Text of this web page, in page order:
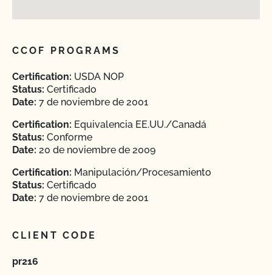
CCOF PROGRAMS
Certification: USDA NOP
Status: Certificado
Date: 7 de noviembre de 2001
Certification: Equivalencia EE.UU./Canadá
Status: Conforme
Date: 20 de noviembre de 2009
Certification: Manipulación/Procesamiento
Status: Certificado
Date: 7 de noviembre de 2001
CLIENT CODE
pr216